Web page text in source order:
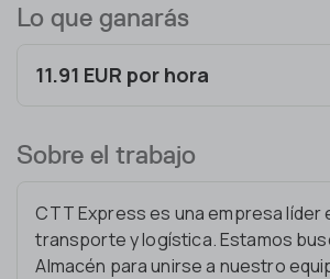
Lo que ganarás
11.91 EUR por hora
Sobre el trabajo
CTT Express es una empresa líder
transporte y logística. Estamos
Almacén para unirse a nuestro